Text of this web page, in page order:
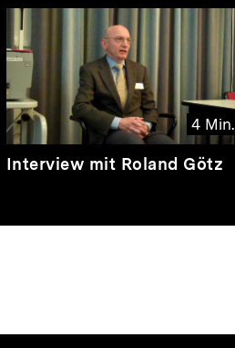
4 Min.
Video
Dauer
Interview mit Roland Götz